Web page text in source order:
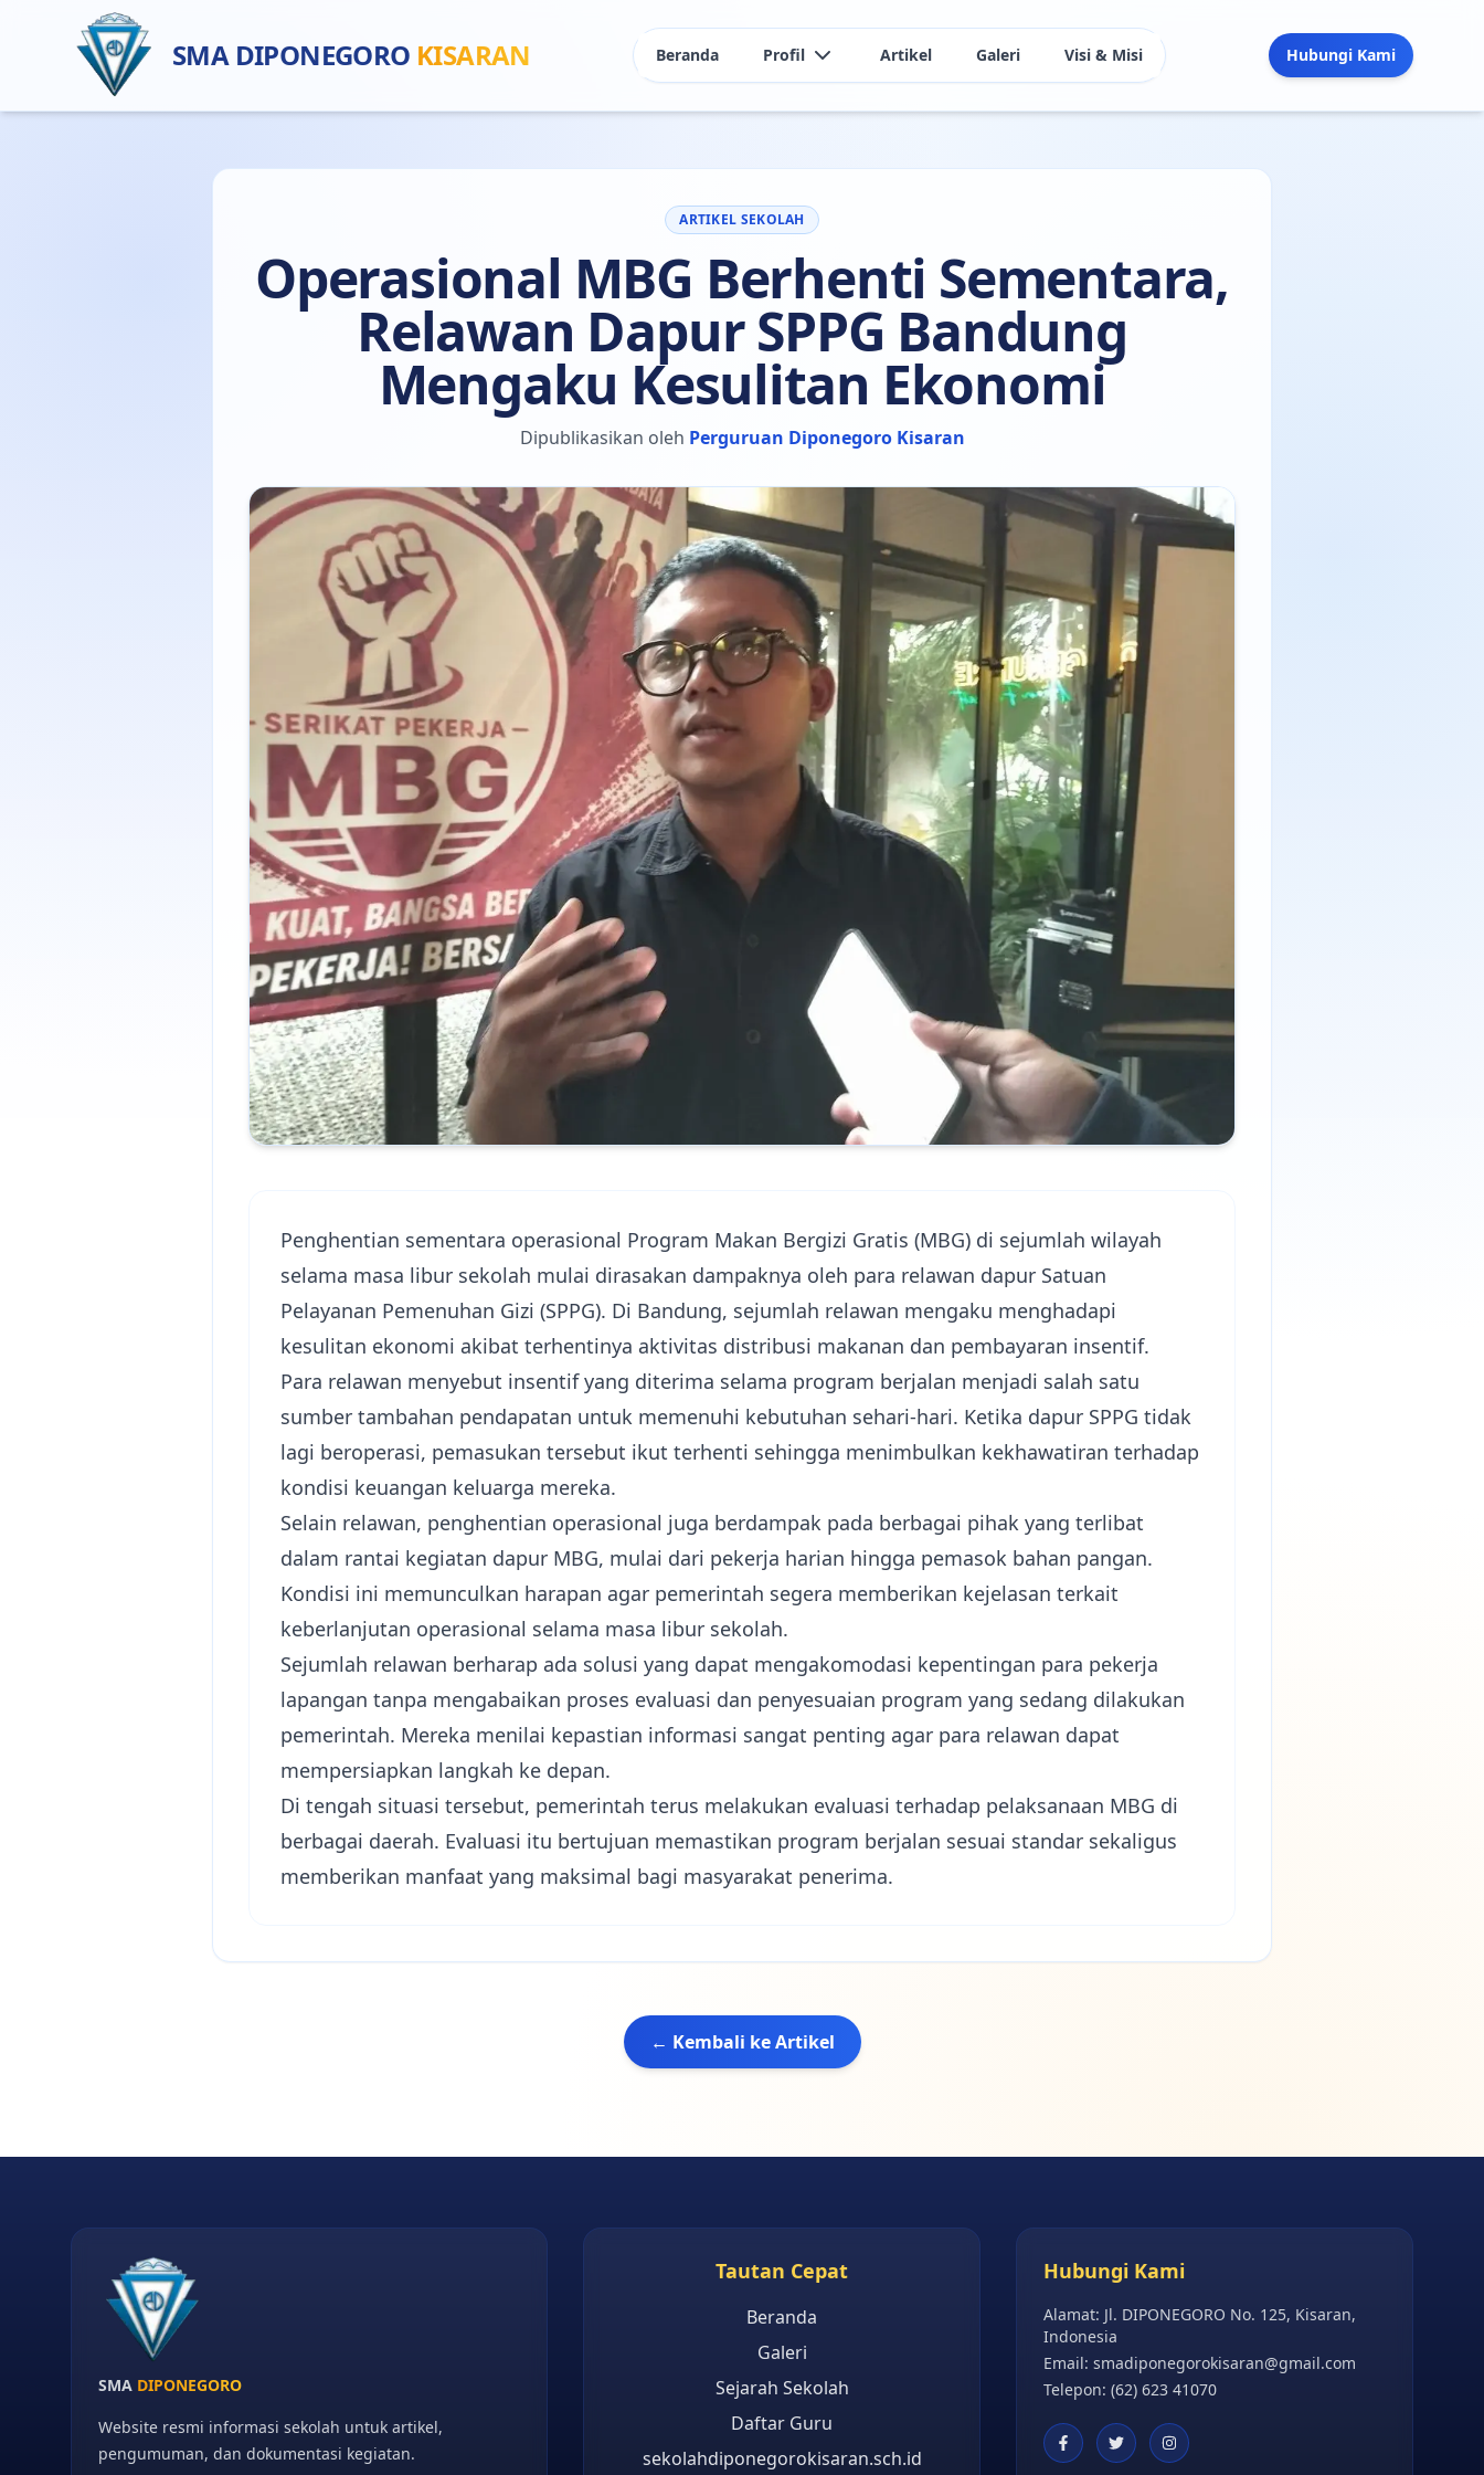
SMA DIPONEGORO KISARAN Beranda Profil
Sejarah Sekolah
Artikel Galeri Visi & Misi Hubungi Kami
ARTIKEL SEKOLAH
Operasional MBG Berhenti Sementara,
Relawan Dapur SPPG Bandung
Mengaku Kesulitan Ekonomi
Dipublikasikan oleh Perguruan Diponegoro Kisaran
Penghentian sementara operasional Program Makan Bergizi Gratis (MBG) di sejumlah wilayah
selama masa libur sekolah mulai dirasakan dampaknya oleh para relawan dapur Satuan
Pelayanan Pemenuhan Gizi (SPPG). Di Bandung, sejumlah relawan mengaku menghadapi
kesulitan ekonomi akibat terhentinya aktivitas distribusi makanan dan pembayaran insentif.
Para relawan menyebut insentif yang diterima selama program berjalan menjadi salah satu
sumber tambahan pendapatan untuk memenuhi kebutuhan sehari-hari. Ketika dapur SPPG tidak
lagi beroperasi, pemasukan tersebut ikut terhenti sehingga menimbulkan kekhawatiran terhadap
kondisi keuangan keluarga mereka.
Selain relawan, penghentian operasional juga berdampak pada berbagai pihak yang terlibat
dalam rantai kegiatan dapur MBG, mulai dari pekerja harian hingga pemasok bahan pangan.
Kondisi ini memunculkan harapan agar pemerintah segera memberikan kejelasan terkait
keberlanjutan operasional selama masa libur sekolah.
Sejumlah relawan berharap ada solusi yang dapat mengakomodasi kepentingan para pekerja
lapangan tanpa mengabaikan proses evaluasi dan penyesuaian program yang sedang dilakukan
pemerintah. Mereka menilai kepastian informasi sangat penting agar para relawan dapat
mempersiapkan langkah ke depan.
Di tengah situasi tersebut, pemerintah terus melakukan evaluasi terhadap pelaksanaan MBG di
berbagai daerah. Evaluasi itu bertujuan memastikan program berjalan sesuai standar sekaligus
memberikan manfaat yang maksimal bagi masyarakat penerima.
← Kembali ke Artikel
SMA DIPONEGORO
Website resmi informasi sekolah untuk artikel,
pengumuman, dan dokumentasi kegiatan.
Tautan Cepat
Beranda
Galeri
Sejarah Sekolah
Daftar Guru
sekolahdiponegorokisaran.sch.id
Hubungi Kami
Alamat: Jl. DIPONEGORO No. 125, Kisaran,
Indonesia
Email: smadiponegorokisaran@gmail.com
Telepon: (62) 623 41070